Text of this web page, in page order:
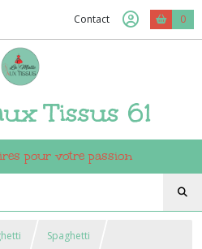
Contact 0
Tissus 61
pour votre passion
Spaghetti